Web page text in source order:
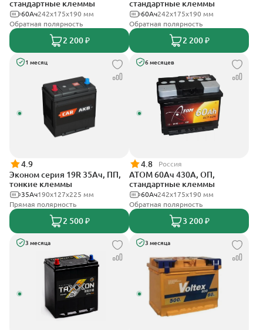
стандартные клеммы
242х175х190 мм
60Ач
Обратная полярность
2 200 ₽
стандартные клеммы
242х175х190 мм
60Ач
Обратная полярность
2 200 ₽
1 месяц
4.9
Эконом серия 19R 35Ач, ПП,
тонкие клеммы
190х127х225 мм
35Ач
Прямая полярность
2 500 ₽
6 месяцев
4.8 Россия
АТОМ 60Ач 430А, ОП,
стандартные клеммы
242х175х190 мм
60Ач
Обратная полярность
3 200 ₽
3 месяца 3 месяца